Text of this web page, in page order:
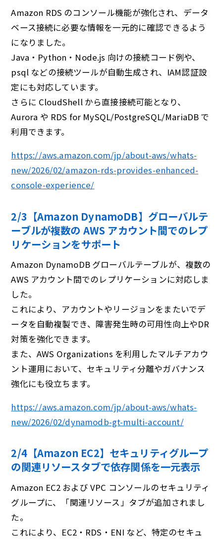
Amazon RDS のコンソール機能が強化され、データ
ベース接続に必要な情報を一元的に確認できるよう
になりました。
Java・Python・Node.js 向けの接続コード例や、
psql などの接続ツールが自動生成され、IAM認証設
定にも対応しています。
さらに CloudShell から直接接続可能となり、
Aurora や RDS for MySQL/PostgreSQL/MariaDB で
利用できます。
https://aws.amazon.com/jp/about-aws/whats-
new/2026/02/amazon-rds-provides-enhanced-
console-experience/
2/3【Amazon DynamoDB】グローバルテ
ーブルが複数の AWS アカウント間でのレプ
リケーションをサポート
Amazon DynamoDB グローバルテーブルが、複数の
AWS アカウント間でのレプリケーションに対応しま
した。
これにより、アカウントやリージョンをまたいでデ
ータを自動複製でき、障害発生時の可用性向上やDR
対策を強化できます。
また、AWS Organizations を利用したマルチアカウ
ント運用において、セキュリティ分離やガバナンス
強化にも役立ちます。
https://aws.amazon.com/jp/about-aws/whats-
new/2026/02/dynamodb-gt-multi-account/
2/4【Amazon EC2】セキュリティグループ
の関連リソースタブで依存関係を⼀元表⽰
Amazon EC2 および VPC コンソールのセキュリティ
グループに、「関連リソース」タブが追加されまし
た。
これにより、EC2・RDS・ENI など、特定のセキュ